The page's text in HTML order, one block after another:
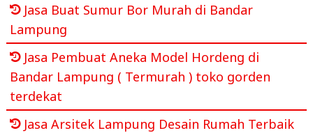
Jasa Buat Sumur Bor Murah di Bandar
Lampung
Jasa Pembuat Aneka Model Hordeng di
Bandar Lampung ( Termurah ) toko gorden
terdekat
Jasa Arsitek Lampung Desain Rumah Terbaik